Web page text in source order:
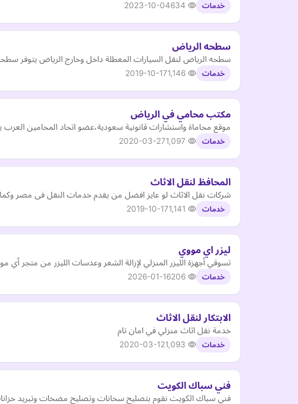
خدمات 2023-10-04
سطحه الرياض
سطحه الرياض لنقل السيارات المعطلة داخل وخارج الرياض يتوفر سطحه
خدمات 2019-10-17
مكتب محامي في الرياض
موقع محاماة واستشارات قانونية سعودية،عضو اتحاد المحامين
خدمات 2020-03-27
المحافظ لنقل الاثاث
شركات نقل الاثاث لو عايز افضل من يقدم خدمات النقل فى مصر
خدمات 2019-10-17
ليزر اي مووي
تسوقي أجهزة الليزر المنزلي لإزالة الشعر وعدسات الليزر من
خدمات 2026-01-16
الابتكار لنقل الاثاث
خدمة نقل اثاث منزلي في امان تام
خدمات 2020-03-12
فني سباك الكويت
فني سباك الكويت نقوم بتصليح سخانات وتصليح مضخات وتبريد